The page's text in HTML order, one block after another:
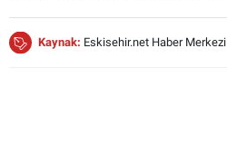
Kaynak: Eskisehir.net Haber Merkezi